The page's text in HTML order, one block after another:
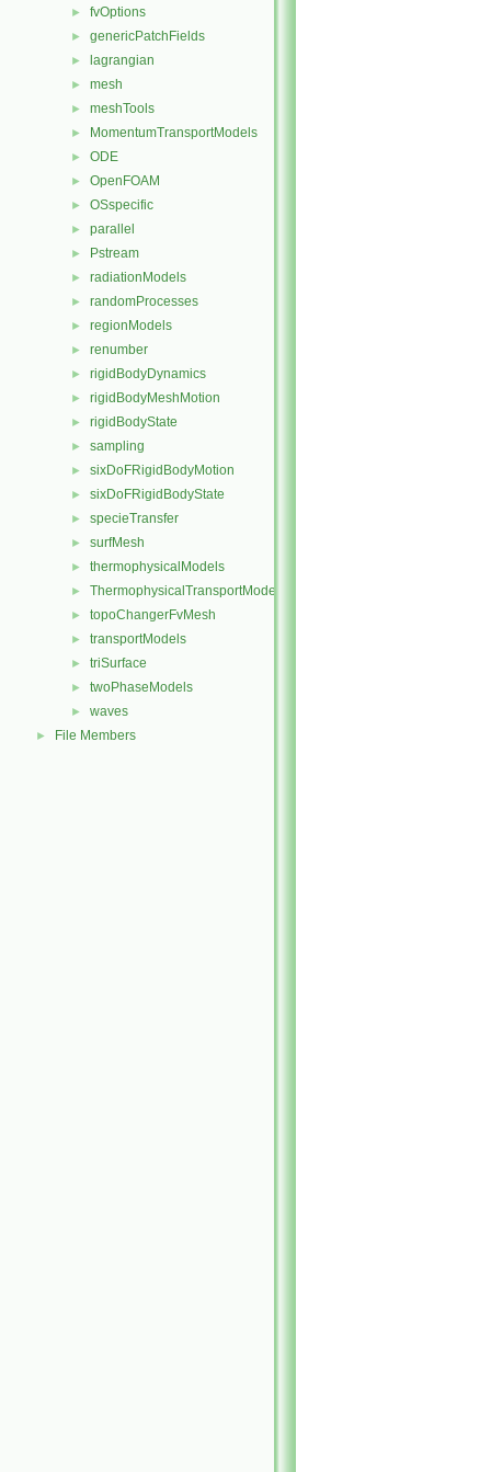
► fvOptions
► genericPatchFields
► lagrangian
► mesh
► meshTools
► MomentumTransportModels
► ODE
► OpenFOAM
► OSspecific
► parallel
► Pstream
► radiationModels
► randomProcesses
► regionModels
► renumber
► rigidBodyDynamics
► rigidBodyMeshMotion
► rigidBodyState
► sampling
► sixDoFRigidBodyMotion
► sixDoFRigidBodyState
► specieTransfer
► surfMesh
► thermophysicalModels
► ThermophysicalTransportModels
► topoChangerFvMesh
► transportModels
► triSurface
► twoPhaseModels
► waves
► File Members